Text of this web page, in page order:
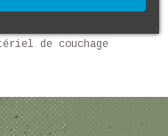
de couchage